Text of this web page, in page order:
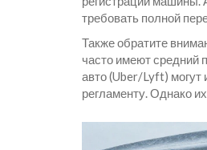
требовать полной
Также обратите
часто имеют средний
авто (Uber/Lyft) могут
регламенту. Однако